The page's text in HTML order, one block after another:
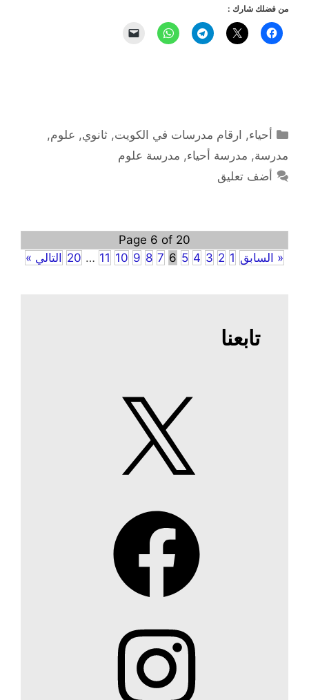
من فضلك شارك :
التصنيفات
أحياء, ارقام مدرسات في الكويت,ثانوي, علوم,
مدرسة, مدرسة أحياء, مدرسة علوم
أضف تعليق
Page 6 of 20
« السابق 1
2
3
4
5
6
7
8
9
10
11
…
20 التالي »
تابعنا
Facebook
Instagram